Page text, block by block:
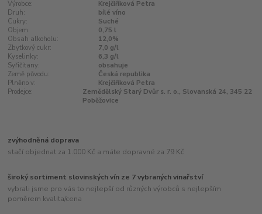
Výrobce:
Krejčiříková Petra
Druh:
bílé víno
Cukry:
Suché
Objem:
0,75 l
Obsah alkoholu:
12,0%
Zbytkový cukr:
7,0 g/l
Kyselinky:
6,3 g/l
Syřičitany:
obsahuje
Země původu:
Česká republika
Plněno v:
Krejčiříková Petra
Prodejce:
Zemědělský Starý Dvůr s. r. o., Slovanská 24, 345 22
Poběžovice
zvýhodněná doprava
stačí objednat za 1.000 Kč a máte dopravné za 79 Kč
široký sortiment slovinských vín ze 7 vybraných vinařství
vybrali jsme pro vás to nejlepší od různých výrobců s nejlepším
poměrem kvalita/cena